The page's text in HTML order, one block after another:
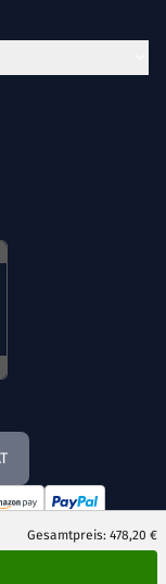
Gesamtpreis: 478,20 €
vorbehalten.